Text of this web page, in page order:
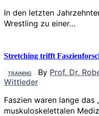
In den letzten
Wrestling zu einer…
Stretching trifft
TRAINING By Prof. Dr.
Wittleder
Faszien waren lange das
muskuloskelettalen